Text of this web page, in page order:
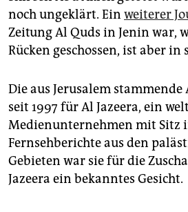
noch ungeklärt. Ein weiterer
Zeitung Al Quds in Jenin war,
Rücken geschossen, ist aber
Die aus Jerusalem
seit 1997 für Al Jazeera, ein
Medienunternehmen mit Sitz
Fernsehberichte aus den
Gebieten war sie für die
Jazeera ein bekanntes Gesicht.